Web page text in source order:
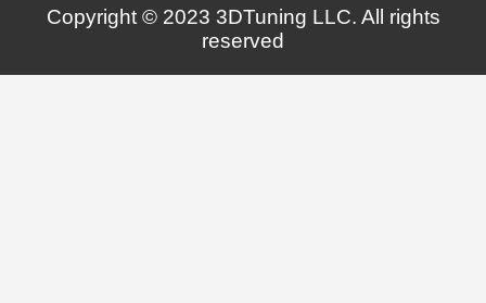
Copyright © 2023 3DTuning LLC. All rights
reserved